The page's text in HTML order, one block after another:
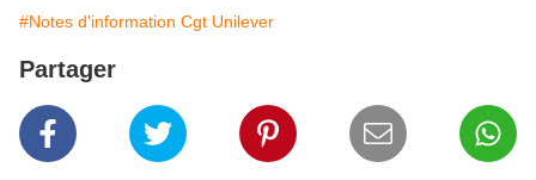
#Notes d'information Cgt Unilever
Partager